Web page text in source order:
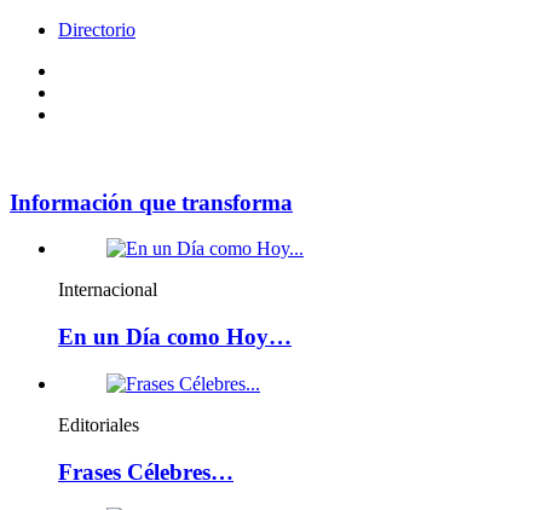
Directorio
Información que transforma
Internacional
En un Día como Hoy…
Editoriales
Frases Célebres…